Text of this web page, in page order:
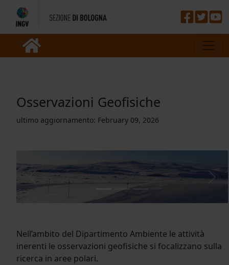
Osservazioni Geofisiche
ultimo aggiornamento: February 09, 2026
Previous Next
Nell’ambito del Dipartimento Ambiente le attività
inerenti le osservazioni geofisiche si focalizzano sulla
ricerca in aree polari.